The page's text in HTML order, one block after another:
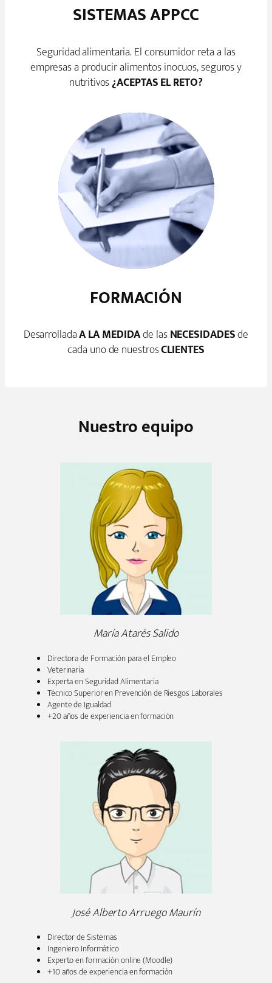
SISTEMAS APPCC
Seguridad alimentaria. El consumidor reta a las
empresas a producir alimentos inocuos, seguros y
nutritivos¿ACEPTAS EL RETO?
FORMACIÓN
DesarrolladaA LA MEDIDAde lasNECESIDADESde
cada uno de nuestrosCLIENTES
Nuestro equipo
María Atarés Salido
Directora de Formación para el Empleo
Veterinaria
Experta en Seguridad Alimentaria
Técnico Superior en Prevención de Riesgos Laborales
Agente de Igualdad
+20 años de experiencia en formación
José Alberto Arruego Maurín
Director de Sistemas
Ingeniero Informático
Experto en formación online (Moodle)
+10 años de experiencia en formación